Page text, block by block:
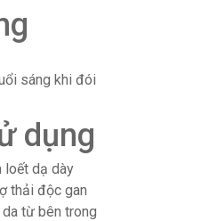
sáng khi đói
dụng
loết dạ dày
thải độc gan
từ bên trong